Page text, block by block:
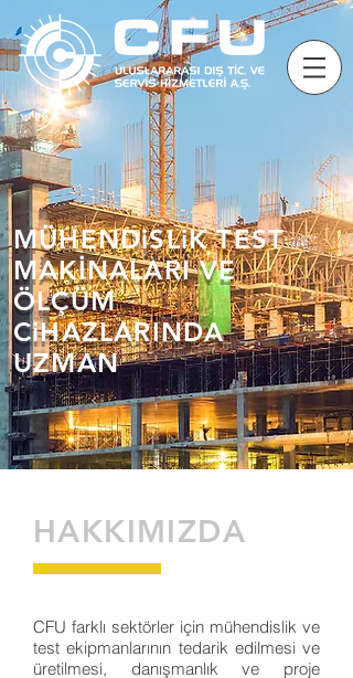
MÜHENDiSLiK TEST
MAKİNALARI VE
ÖLÇÜM
CiHAZLARINDA
UZMAN
HAKKIMIZDA
CFU farklı sektörler için mühendislik ve
test ekipmanlarının tedarik edilmesi ve
üretilmesi, danışmanlık ve proje